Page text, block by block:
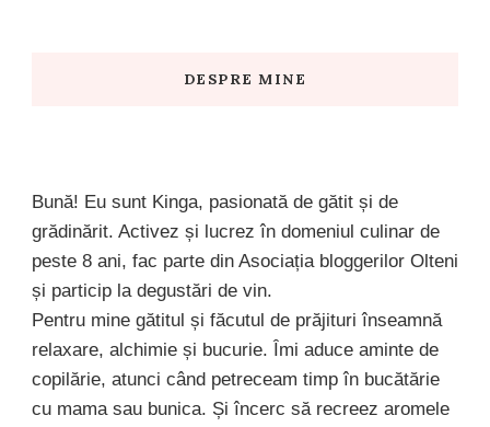
DESPRE MINE
Bună! Eu sunt Kinga, pasionată de gătit și de
grădinărit. Activez și lucrez în domeniul culinar de
peste 8 ani, fac parte din Asociația bloggerilor Olteni
și particip la degustări de vin.
Pentru mine gătitul și făcutul de prăjituri înseamnă
relaxare, alchimie și bucurie. Îmi aduce aminte de
copilărie, atunci când petreceam timp în bucătărie
cu mama sau bunica. Și încerc să recreez aromele